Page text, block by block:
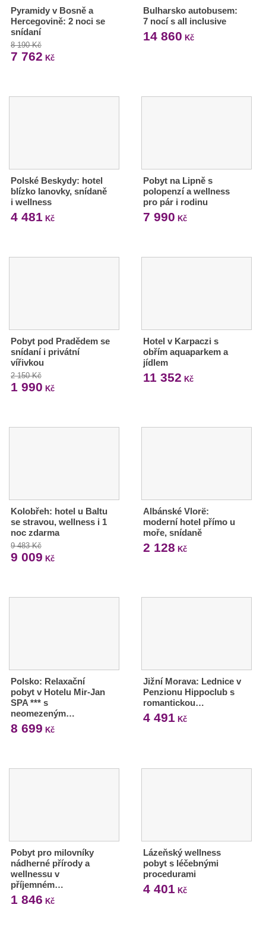
Pyramidy v Bosně a
Hercegovině: 2 noci se
snídaní
8 190 Kč
7 762 Kč
Bulharsko autobusem:
7 nocí s all inclusive
14 860 Kč
Polské Beskydy: hotel
blízko lanovky, snídaně
i wellness
4 481 Kč
Pobyt na Lipně s
polopenzí a wellness
pro pár i rodinu
7 990 Kč
Pobyt pod Pradědem se
snídaní i privátní
vířivkou
2 150 Kč
1 990 Kč
Hotel v Karpaczi s
obřím aquaparkem a
jídlem
11 352 Kč
Kolobřeh: hotel u Baltu
se stravou, wellness i 1
noc zdarma
9 483 Kč
9 009 Kč
Albánské Vlorë:
moderní hotel přímo u
moře, snídaně
2 128 Kč
Polsko: Relaxační
pobyt v Hotelu Mir-Jan
SPA *** s
neomezeným…
8 699 Kč
Jižní Morava: Lednice v
Penzionu Hippoclub s
romantickou…
4 491 Kč
Pobyt pro milovníky
nádherné přírody a
wellnessu v
příjemném…
1 846 Kč
Lázeňský wellness
pobyt s léčebnými
procedurami
4 401 Kč